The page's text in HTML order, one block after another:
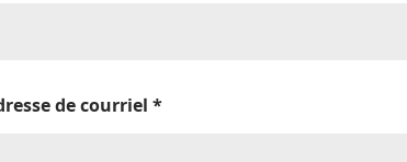
de courriel *